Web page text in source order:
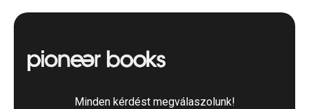
Minden kérdést megválaszolunk!